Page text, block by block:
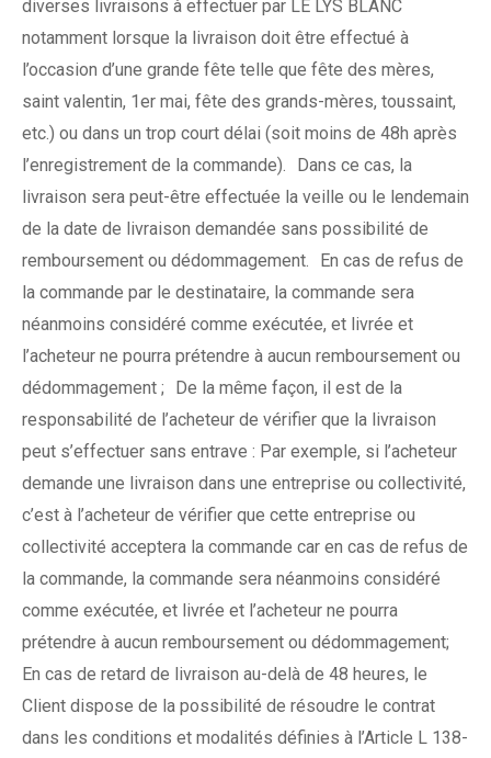
diverses livraisons à effectuer par LE LYS BLANC
notamment lorsque la livraison doit être effectué à
l’occasion d’une grande fête telle que fête des mères,
saint valentin, 1er mai, fête des grands-mères, toussaint,
etc.) ou dans un trop court délai (soit moins de 48h après
l’enregistrement de la commande). Dans ce cas, la
livraison sera peut-être effectuée la veille ou le lendemain
de la date de livraison demandée sans possibilité de
remboursement ou dédommagement. En cas de refus de
la commande par le destinataire, la commande sera
néanmoins considéré comme exécutée, et livrée et
l’acheteur ne pourra prétendre à aucun remboursement ou
dédommagement ; De la même façon, il est de la
responsabilité de l’acheteur de vérifier que la livraison
peut s’effectuer sans entrave : Par exemple, si l’acheteur
demande une livraison dans une entreprise ou collectivité,
c’est à l’acheteur de vérifier que cette entreprise ou
collectivité acceptera la commande car en cas de refus de
la commande, la commande sera néanmoins considéré
comme exécutée, et livrée et l’acheteur ne pourra
prétendre à aucun remboursement ou dédommagement;
En cas de retard de livraison au-delà de 48 heures, le
Client dispose de la possibilité de résoudre le contrat
dans les conditions et modalités définies à l’Article L 138-